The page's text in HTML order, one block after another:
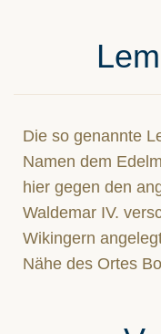
Die so genannte
Namen dem
hier gegen den
Waldemar IV.
Wikingern
Nähe des Ortes